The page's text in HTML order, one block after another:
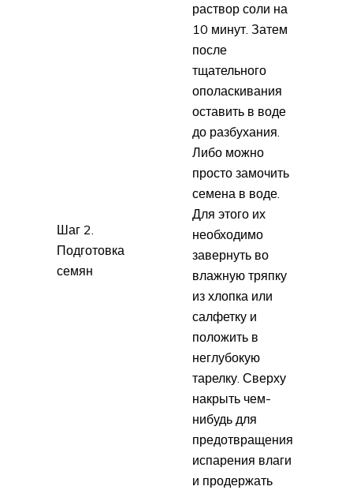
Шаг 2.
Подготовка
семян
раствор соли на
10 минут. Затем
после
тщательного
ополаскивания
оставить в воде
до разбухания.
Либо можно
просто замочить
семена в воде.
Для этого их
необходимо
завернуть во
влажную тряпку
из хлопка или
салфетку и
положить в
неглубокую
тарелку. Сверху
накрыть чем-
нибудь для
предотвращения
испарения влаги
и продержать